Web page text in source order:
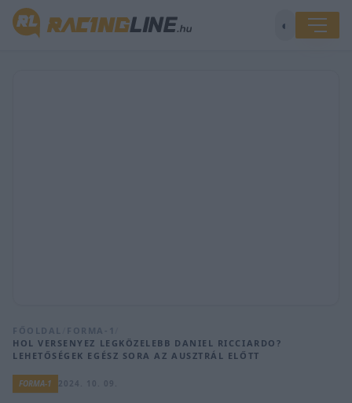
◐
FŐOLDAL FORMA-1
HOL VERSENYEZ LEGKÖZELEBB DANIEL RICCIARDO?
LEHETŐSÉGEK EGÉSZ SORA AZ AUSZTRÁL ELŐTT
FORMA-1